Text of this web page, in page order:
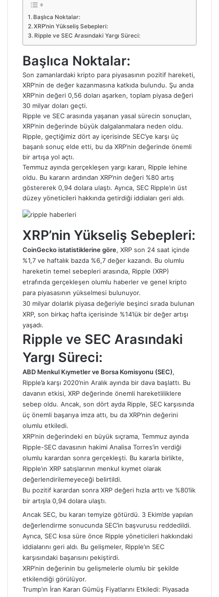
Başlıca Noktalar:
XRP’nin Yükseliş Sebepleri:
Ripple ve SEC Arasındaki Yargı Süreci:
Başlıca Noktalar:
Son zamanlardaki kripto para piyasasının pozitif hareketi,
XRP’nin de değer kazanmasına katkıda bulundu. Şu anda
XRP’nin değeri 0,56 doları aşarken, toplam piyasa değeri
30 milyar doları geçti.
Ripple ve SEC arasında yaşanan yasal sürecin sonuçları,
XRP’nin değerinde büyük dalgalanmalara neden oldu.
Ripple, geçtiğimiz dört ay içerisinde SEC’ye karşı üç
başarılı sonuç elde etti, bu da XRP’nin değerinde önemli
bir artışa yol açtı.
Temmuz ayında gerçekleşen yargı kararı, Ripple lehine
oldu. Bu kararın ardından XRP’nin değeri %80 artış
göstererek 0,94 dolara ulaştı. Ayrıca, SEC Ripple’ın üst
düzey yöneticileri hakkında getirdiği iddiaları geri aldı.
XRP’nin Yükseliş Sebepleri:
CoinGecko istatistiklerine göre, XRP son 24 saat içinde
%1,7 ve haftalık bazda %6,7 değer kazandı. Bu olumlu
hareketin temel sebepleri arasında, Ripple (XRP)
etrafında gerçekleşen olumlu haberler ve genel kripto
para piyasasının yükselmesi bulunuyor.
30 milyar dolarlık piyasa değeriyle beşinci sırada bulunan
XRP, son birkaç hafta içerisinde %14’lük bir değer artışı
yaşadı.
Ripple ve SEC Arasındaki
Yargı Süreci:
ABD Menkul Kıymetler ve Borsa Komisyonu (SEC),
Ripple’a karşı 2020’nin Aralık ayında bir dava başlattı. Bu
davanın etkisi, XRP değerinde önemli hareketliliklere
sebep oldu. Ancak, son dört ayda Ripple, SEC karşısında
üç önemli başarıya imza attı, bu da XRP’nin değerini
olumlu etkiledi.
XRP’nin değerindeki en büyük sıçrama, Temmuz ayında
Ripple-SEC davasının hakimi Analisa Torres’in verdiği
olumlu karardan sonra gerçekleşti. Bu kararla birlikte,
Ripple’ın XRP satışlarının menkul kıymet olarak
değerlendirilemeyeceği belirtildi.
Bu pozitif karardan sonra XRP değeri hızla arttı ve %80’lik
bir artışla 0,94 dolara ulaştı.
Ancak SEC, bu kararı temyize götürdü. 3 Ekim’de yapılan
değerlendirme sonucunda SEC’in başvurusu reddedildi.
Ayrıca, SEC kısa süre önce Ripple yöneticileri hakkındaki
iddialarını geri aldı. Bu gelişmeler, Ripple’ın SEC
karşısındaki başarısını pekiştirdi.
XRP’nin değerinin bu gelişmelerle olumlu bir şekilde
etkilendiği görülüyor.
Trump’ın İran Kararı Gümüş Fiyatlarını Etkiledi: Piyasada